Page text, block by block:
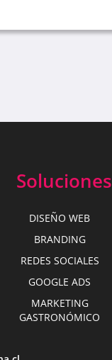
Soluciones
DISEÑO WEB
BRANDING
REDES SOCIALES
GOOGLE ADS
MARKETING
GASTRONÓMICO